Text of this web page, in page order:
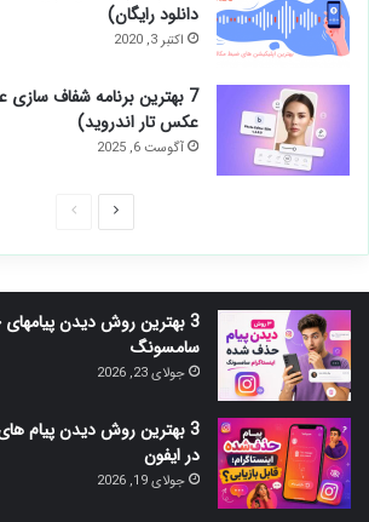
دانلود رایگان)
اکتبر 3, 2020
7 بهترین برنامه شفاف
عکس تار اندروید)
آگوست 6, 2025
صفحه
صفحه
3 بهترین روش دیدن
سامسونگ
جولای 23, 2026
3 بهترین روش دیدن پیام
در ایفون
جولای 19, 2026